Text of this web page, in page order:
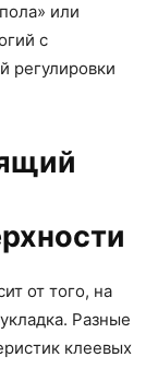
или
с
регулировки
от того, на
Разные
клеевых